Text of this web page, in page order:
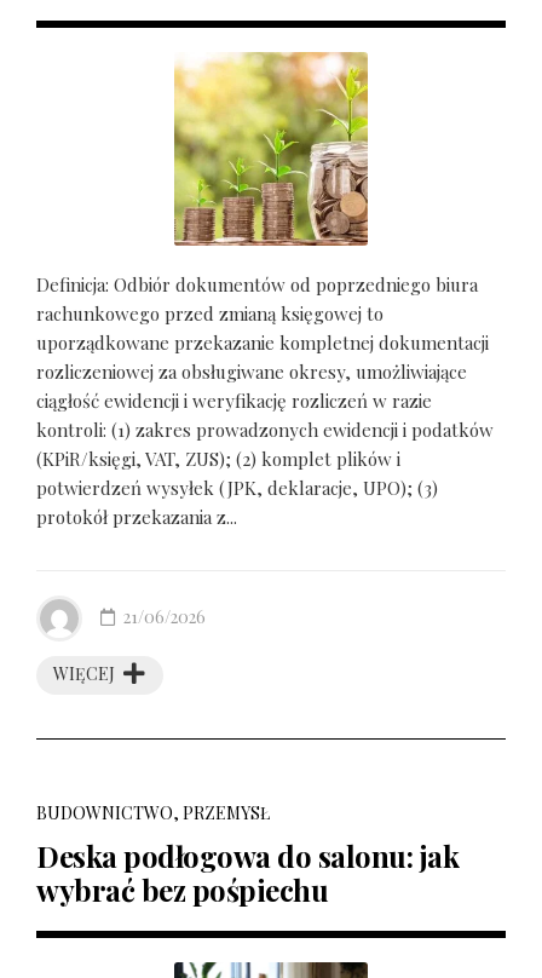
Definicja: Odbiór dokumentów od poprzedniego biura
rachunkowego przed zmianą księgowej to
uporządkowane przekazanie kompletnej dokumentacji
rozliczeniowej za obsługiwane okresy, umożliwiające
ciągłość ewidencji i weryfikację rozliczeń w razie
kontroli: (1) zakres prowadzonych ewidencji i podatków
(KPiR/księgi, VAT, ZUS); (2) komplet plików i
potwierdzeń wysyłek (JPK, deklaracje, UPO); (3)
protokół przekazania z...
WIĘCEJ
21/06/2026
BUDOWNICTWO, PRZEMYSŁ
Deska podłogowa do salonu: jak
wybrać bez pośpiechu